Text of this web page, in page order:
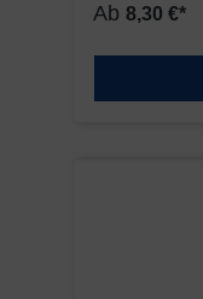
Ab 8,30 €*